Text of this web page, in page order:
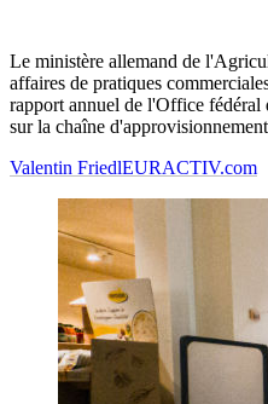
Le ministère allemand de
affaires de pratiques
rapport annuel de l'Office
sur la chaîne
Valentin FriedlEURACTIV.com